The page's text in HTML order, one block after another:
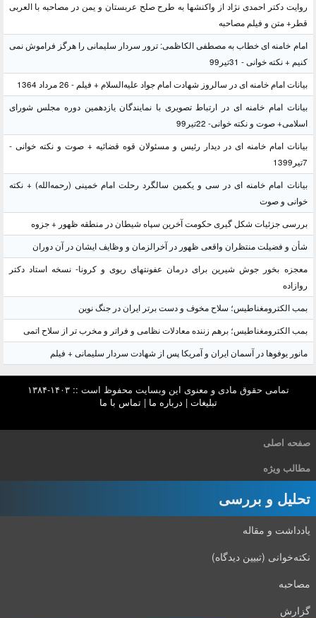
روایت دکتر احمدی نژاد از واکنشها به طرح صلح عربستان و یمن در مصاحبه با العربی
قطر+ متن و فیلم مصاحبه
امام خامنه ای خطاب به مصطفی الکاظمی: ترور سردار سلیمانی را هرگز فراموش نمی
کنیم + نکته خوانی - 31تیر99
بیانات امام خامنه ای در سالروز شهادت امام جواد علیه‌السلام + فیلم - 26 مرداد 1364
بیانات امام خامنه ای در ارتباط تصویری با نمایندگان یازدهمین دوره مجلس شورای
اسلامی+ صوت و نکته خوانی- 22تیر99
بیانات امام خامنه ای در دیدار رئیس و مسئولان قوه قضائیه + صوت و نکته خوانی -
7تیر1399
بیانات امام خامنه ای در سی و یکمین سالگرد رحلت امام خمینی (رحمه‌الله) + نکته
خوانی و صوت
بررسی جزئیات شکل گیری حکومت آخرین سپاه شیطان در منطقه ظهور + جزوه
شأن و فضیلت منتظران واقعی ظهور در آخرالزمان و وظایف ایشان در آن دوران
معجزه بخور جوش شیرین برای درمان عفونتهای ریوی و کرونا- نسخه استاد دکتر
روازاده
بمب الکترومغناطیس؛ سلاح مخوف و دست برتر ایران در جنگ نوین
بمب الکترومغناطیس؛ برهم زننده معادلات نظامی و فراتر و مخرب تر از سلاح اتمی
مانور یوفوها در آسمان ایران و آمریکا پس از شهادت سردار سلیمانی + فیلم
تمامی حقوق مادی و معنوی این وبسایت محفوظ است :: ۱۴۰۳-۱۳۸۴
تبلیغات | درباره ما |تماس با ما
صفحه اصلی
مطالب ویژه
تحلیل و بررسی
یادداشت و مقاله
نکته‌خوانی (تبیین دیدگاه)
مصاحبه
گزارش